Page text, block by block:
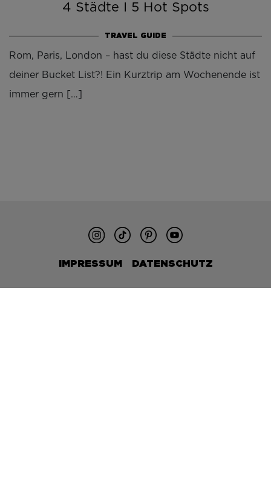
4 Städte I 5 Hot Spots
TRAVEL GUIDE
Rom, Paris, London – hast du diese Städte nicht auf
deiner Bucket List?! Ein Kurztrip am Wochenende ist
immer gern […]
IMPRESSUM DATENSCHUTZ